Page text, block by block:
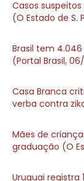
Casos
(O Estado de S.
Brasil tem
(Portal Brasil,
Casa Branca
verba contra
Mães de
graduação (O
Uruguai registra